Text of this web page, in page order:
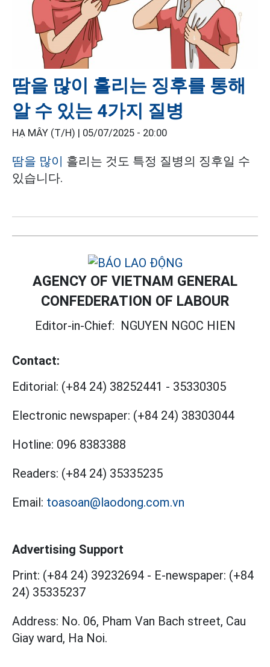
땀을 많이 흘리는 징후를 통해
알 수 있는 4가지 질병
HẠ MÂY (T/H) | 05/07/2025 - 20:00
땀을 많이 흘리는 것도 특정 질병의 징후일 수
있습니다.
AGENCY OF VIETNAM GENERAL
CONFEDERATION OF LABOUR
Editor-in-Chief: NGUYEN NGOC HIEN
Contact:
Editorial: (+84 24) 38252441 - 35330305
Electronic newspaper: (+84 24) 38303044
Hotline: 096 8383388
Readers: (+84 24) 35335235
Email: toasoan@laodong.com.vn
Advertising Support
Print: (+84 24) 39232694 - E-newspaper: (+84
24) 35335237
Address: No. 06, Pham Van Bach street, Cau
Giay ward, Ha Noi.